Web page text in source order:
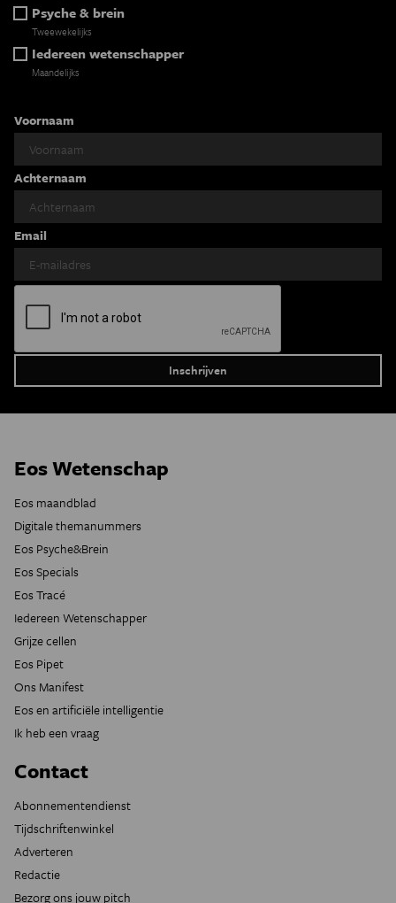
Psyche & brein
Tweewekelijks
Iedereen wetenschapper
Maandelijks
Voornaam
Achternaam
Email
Eos Wetenschap
Eos maandblad
Digitale themanummers
Eos Psyche&Brein
Eos Specials
Eos Tracé
Iedereen Wetenschapper
Grijze cellen
Eos Pipet
Ons Manifest
Eos en artificiële intelligentie
Ik heb een vraag
Contact
Abonnementendienst
Tijdschriftenwinkel
Adverteren
Redactie
Bezorg ons jouw pitch